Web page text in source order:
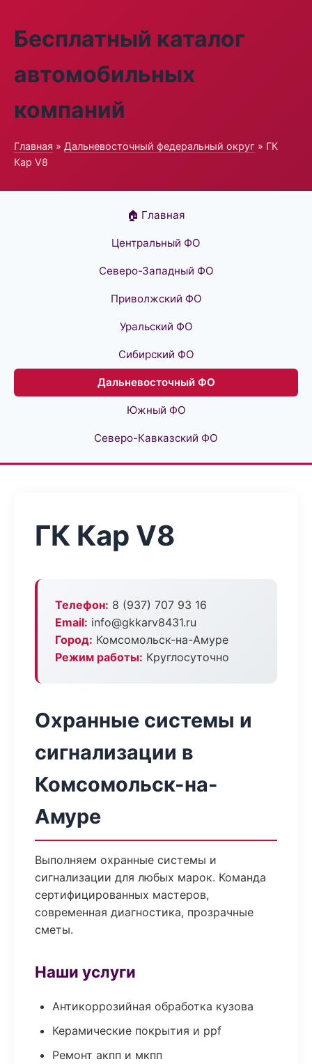
Бесплатный каталог
автомобильных
компаний
Главная » Дальневосточный федеральный округ » ГК
Кар V8
🏠 Главная
Центральный ФО
Северо-Западный ФО
Приволжский ФО
Уральский ФО
Сибирский ФО
Дальневосточный ФО
Южный ФО
Северо-Кавказский ФО
ГК Кар V8
Телефон: 8 (937) 707 93 16
Email: info@gkkarv8431.ru
Город: Комсомольск-на-Амуре
Режим работы: Круглосуточно
Охранные системы и
сигнализации в
Комсомольск-на-
Амуре
Выполняем охранные системы и
сигнализации для любых марок. Команда
сертифицированных мастеров,
современная диагностика, прозрачные
сметы.
Наши услуги
Антикоррозийная обработка кузова
Керамические покрытия и ppf
Ремонт акпп и мкпп